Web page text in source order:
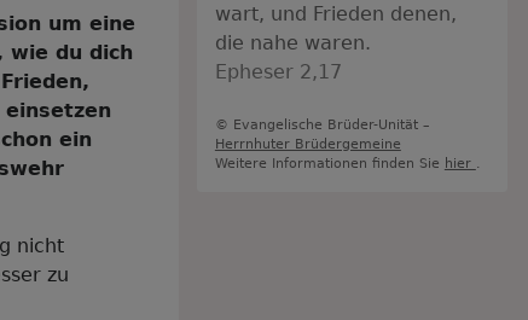
um eine
wie du dich
einsetzen
ein
nicht
zu
wart, und Frieden denen,
die nahe waren.
Epheser 2,17
© Evangelische Brüder-Unität –
Herrnhuter Brüdergemeine
Weitere Informationen finden Sie hier